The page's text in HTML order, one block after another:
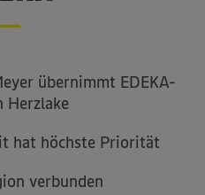
übernimmt EDEKA-
Herzlake
hat höchste Priorität
verbunden